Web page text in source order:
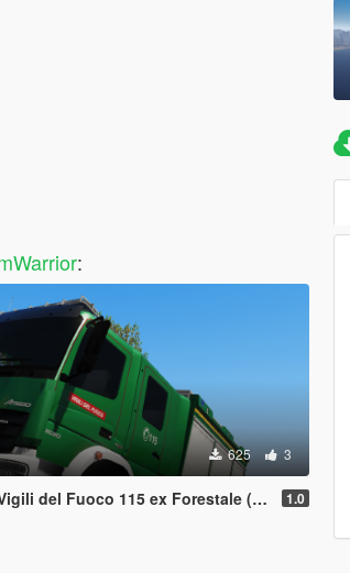
:
625 3
Fuoco 115 ex Forestale (Paintjob | FiveM) 1.0